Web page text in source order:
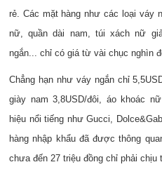
rẻ. Các mặt hàng như các loại váy
nữ, quần dài nam, túi xách nữ
ngắn... chỉ có giá từ vài chục nghìn
Chẳng hạn như váy ngắn chỉ
giày nam 3,8USD/đôi, áo khoác
hiệu nổi tiếng như Gucci,
hàng nhập khẩu đã được thông
chưa đến 27 triệu đồng chỉ phải